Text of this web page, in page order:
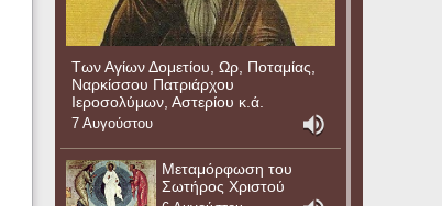
Των Αγίων Δομετίου, Ωρ, Ποταμίας,
Ναρκίσσου Πατριάρχου
Ιεροσολύμων, Αστερίου κ.ά.
7 Αυγούστου
Μεταμόρφωση του
Σωτήρος Χριστού